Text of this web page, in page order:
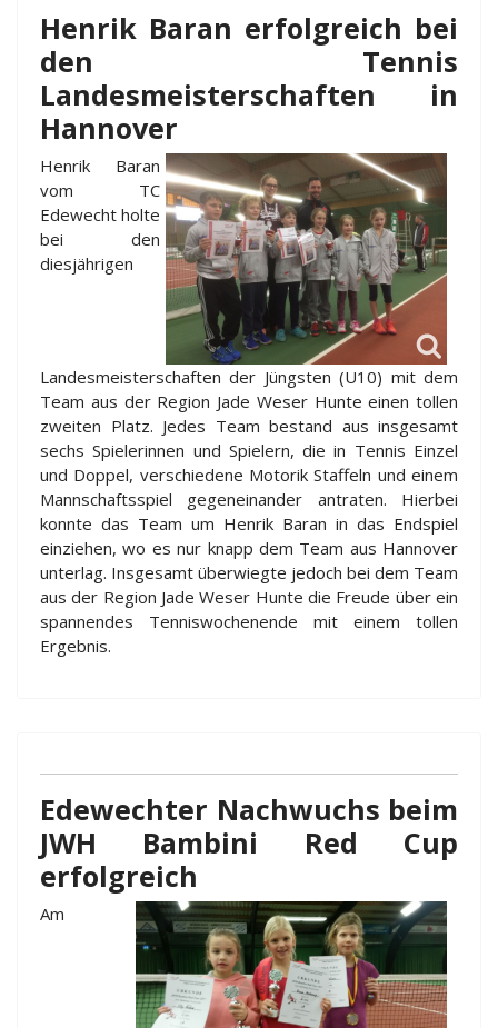
Henrik Baran erfolgreich bei
den Tennis
Landesmeisterschaften in
Hannover
Henrik Baran
vom TC
Edewecht holte
bei den
diesjährigen
Landesmeisterschaften der Jüngsten (U10) mit dem
Team aus der Region Jade Weser Hunte einen tollen
zweiten Platz. Jedes Team bestand aus insgesamt
sechs Spielerinnen und Spielern, die in Tennis Einzel
und Doppel, verschiedene Motorik Staffeln und einem
Mannschaftsspiel gegeneinander antraten. Hierbei
konnte das Team um Henrik Baran in das Endspiel
einziehen, wo es nur knapp dem Team aus Hannover
unterlag. Insgesamt überwiegte jedoch bei dem Team
aus der Region Jade Weser Hunte die Freude über ein
spannendes Tenniswochenende mit einem tollen
Ergebnis.
Edewechter Nachwuchs beim
JWH Bambini Red Cup
erfolgreich
Am